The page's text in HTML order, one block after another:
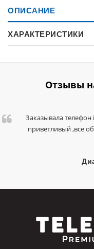
ОПИСАНИЕ
ХАРАКТЕРИСТИКИ
Отзывы
Заказывала
приветливый ,все